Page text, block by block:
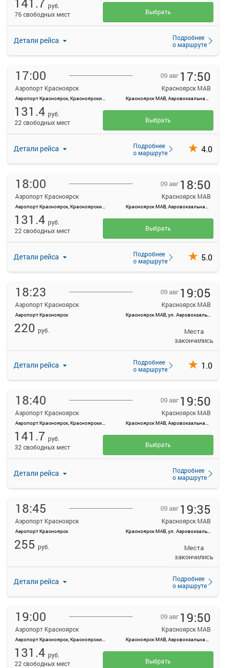
Детали рейса
Подробнее
о маршруте
руб.
76 свободных мест
Выбрать
17:00
Аэропорт Красноярск
Аэропорт Красноярск, Красноярский край, Емельяновский район, а/э Емельяново
09 авг 17:50
Красноярск МАВ
Красноярск МАВ, Аэровокзальная ул., 22
Детали рейса
Подробнее
о маршруте
4.0
131.4 руб.
22 свободных мест
Выбрать
18:00
Аэропорт Красноярск
Аэропорт Красноярск, Красноярский край, Емельяновский район, а/э Емельяново
09 авг 18:50
Красноярск МАВ
Красноярск МАВ, Аэровокзальная ул., 22
Детали рейса
Подробнее
о маршруте
5.0
131.4 руб.
22 свободных мест
Выбрать
18:23
Аэропорт Красноярск
Аэропорт Красноярск
09 авг 19:05
Красноярск МАВ
Красноярск МАВ, ул. Аэровокзальная, д. 22
Детали рейса
Подробнее
о маршруте
1.0
220 руб.
Места
закончились
18:40
Аэропорт Красноярск
Аэропорт Красноярск, Красноярский край, Емельяновский район, а/э Емельяново
09 авг 19:50
Красноярск МАВ
Красноярск МАВ, Аэровокзальная ул., 22
Детали рейса
Подробнее
о маршруте
141.7 руб.
32 свободных мест
Выбрать
18:45
Аэропорт Красноярск
Аэропорт Красноярск
09 авг 19:35
Красноярск МАВ
Красноярск МАВ, ул. Аэровокзальная, д. 22
Детали рейса
Подробнее
о маршруте
255 руб.
Места
закончились
19:00
Аэропорт Красноярск
Аэропорт Красноярск, Красноярский край, Емельяновский район, а/э Емельяново
09 авг 19:50
Красноярск МАВ
Красноярск МАВ, Аэровокзальная ул., 22
131.4 руб.
22 свободных мест
Выбрать